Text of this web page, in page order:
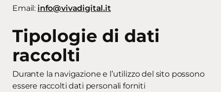
Email: info@vivadigital.it
Tipologie di dati
raccolti
Durante la navigazione e l’utilizzo del sito possono
essere raccolti dati personali forniti